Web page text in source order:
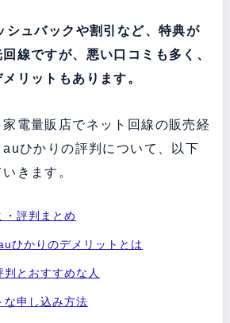
シュバックや割引など、特典が
線ですが、悪い口コミも多く、
リットもあります。
電量販店でネット回線の販売経
ひかりの評判について、以下
きます。
評判まとめ
ひかりのデメリットとは
とおすすめな人
な申し込み方法